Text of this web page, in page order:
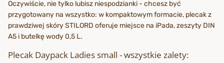
Oczywiście, nie tylko lubisz niespodzianki - chcesz być
przygotowany na wszystko: w kompaktowym formacie, plecak z
prawdziwej skóry STILORD oferuje miejsce na iPada, zeszyty DIN
A5 i butelkę wody 0,5 L.
Plecak Daypack Ladies small - wszystkie zalety: